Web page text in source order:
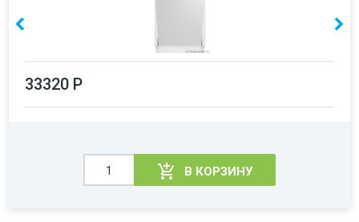
33320 Р
В КОРЗИНУ